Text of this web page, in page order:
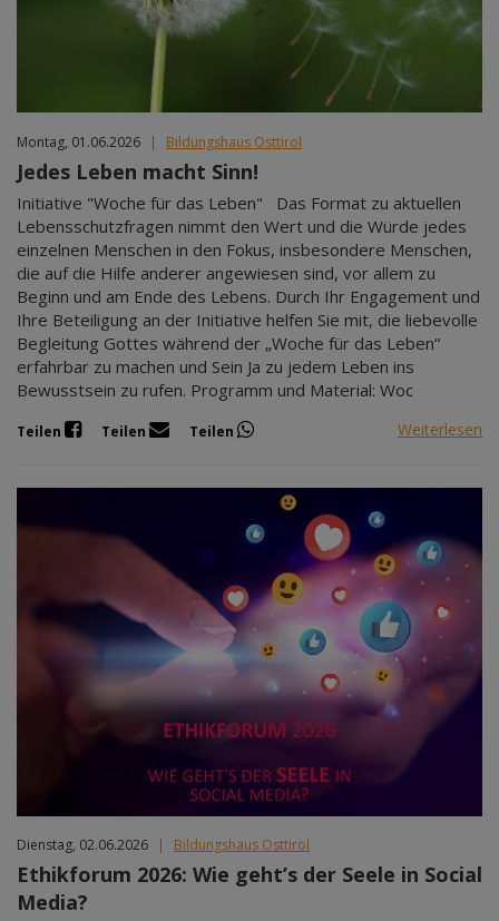
Mär 2027
Apr 2027
Mai 2027
Montag, 01.06.2026 | Bildungshaus Osttirol
Jedes Leben macht Sinn!
Initiative "Woche für das Leben" Das Format zu aktuellen
Lebensschutzfragen nimmt den Wert und die Würde jedes
einzelnen Menschen in den Fokus, insbesondere Menschen,
die auf die Hilfe anderer angewiesen sind, vor allem zu
Beginn und am Ende des Lebens. Durch Ihr Engagement und
Ihre Beteiligung an der Initiative helfen Sie mit, die liebevolle
Begleitung Gottes während der „Woche für das Leben“
erfahrbar zu machen und Sein Ja zu jedem Leben ins
Bewusstsein zu rufen. Programm und Material: Woc
Teilen Teilen Teilen Weiterlesen
Dienstag, 02.06.2026 | Bildungshaus Osttirol
Ethikforum 2026: Wie geht’s der Seele in Social
Media?